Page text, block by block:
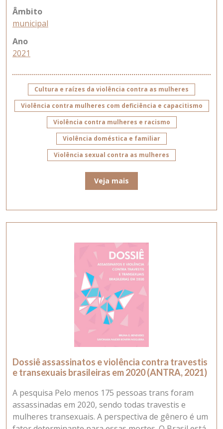
Âmbito
municipal
Ano
2021
Cultura e raízes da violência contra as mulheres
Violência contra mulheres com deficiência e capacitismo
Violência contra mulheres e racismo
Violência doméstica e familiar
Violência sexual contra as mulheres
Veja mais
Dossiê assassinatos e violência contra travestis
e transexuais brasileiras em 2020 (ANTRA, 2021)
A pesquisa Pelo menos 175 pessoas trans foram
assassinadas em 2020, sendo todas travestis e
mulheres transexuais. A perspectiva de gênero é um